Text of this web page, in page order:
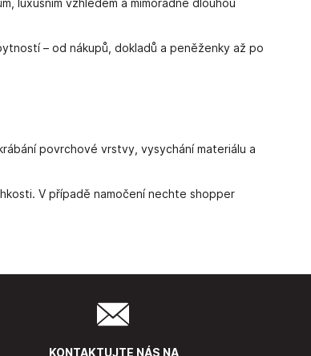
luxusním vzhledem a mimořádně dlouhou
– od nákupů, dokladů a peněženky až po
povrchové vrstvy, vysychání materiálu a
V případě namočení nechte shopper
KONTAKTUJTE NÁS NA